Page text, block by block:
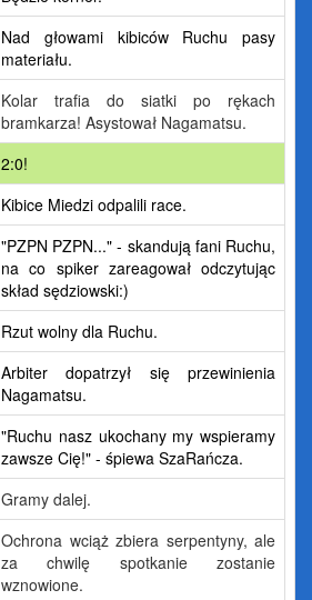
Nad głowami kibiców Ruchu pasy
materiału.
Kolar trafia do siatki po rękach
bramkarza! Asystował Nagamatsu.
2:0!
Kibice Miedzi odpalili race.
"PZPN PZPN..." - skandują fani Ruchu,
na co spiker zareagował odczytując
skład sędziowski:)
Rzut wolny dla Ruchu.
Arbiter dopatrzył się przewinienia
Nagamatsu.
"Ruchu nasz ukochany my wspieramy
zawsze Cię!" - śpiewa SzaRańcza.
Gramy dalej.
Ochrona wciąż zbiera serpentyny, ale
za chwilę spotkanie zostanie
wznowione.